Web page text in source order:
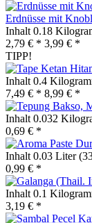
Erdnüsse mit
Inhalt 0.18
2,79 € * 3,99 € *
TIPP!
Inhalt 0.4
7,49 € * 8,99 € *
Inhalt 0.032
0,69 € *
Inhalt 0.03 Liter
0,99 € *
Inhalt 0.1
3,19 € *